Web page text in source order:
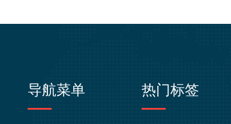
导航菜单 热门标签